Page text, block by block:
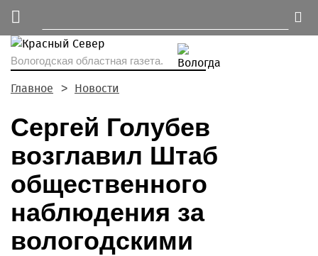
Вологодская областная газета.
Главное Новости
Сергей Голубев
возглавил Штаб
общественного
наблюдения за
вологодскими